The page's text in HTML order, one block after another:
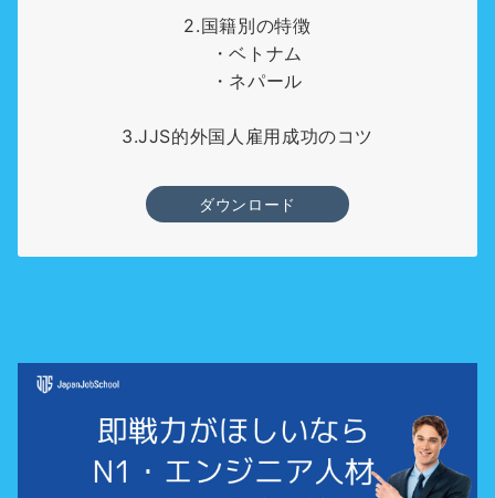
2.国籍別の特徴
・ベトナム
・ネパール
3.JJS的外国人雇用成功のコツ
ダウンロード